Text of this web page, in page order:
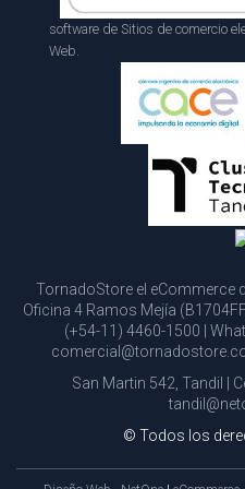
software de Sitios de comercio
Web.
TornadoStore el eCommerce
Oficina 4 Ramos Mejía
(+54-11) 4460-1500 |
San Martin 542, Tandil |
© Todos los